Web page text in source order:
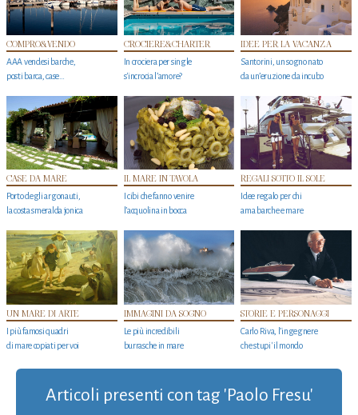
COMPRO&VENDO
AAA vendesi barche,
posti barca, case…
CROCIERE&CHARTER
In crociera per single
s'incrocia l’amore?
IDEE PER LA VACANZA
Santorini, un sogno nato
da un’eruzione da incubo
CASE DA MARE
Porto degli argonauti,
la costa smeralda jonica
IL MARE IN TAVOLA
I cibi che fanno venire
l’acquolina in bocca
REGALI SOTTO IL SOLE
Idee regalo per chi
ama barche e mare
UN MARE DI ARTE
I più famosi quadri
di mare copiati per voi
IMMAGINI DA SOGNO
Le più incredibili
burrasche in mare
STORIE E PERSONAGGI
Carlo Riva, l’ingegnere
che stupi' il mondo
Articoli presenti con tag 'Paolo Fresu'